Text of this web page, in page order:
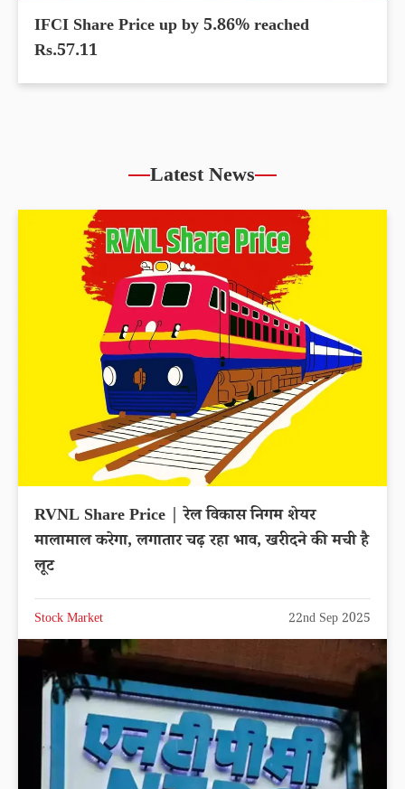
IFCI Share Price up by 5.86% reached
Rs.57.11
Latest News
RVNL Share Price | रेल विकास निगम शेयर
मालामाल करेगा, लगातार चढ़ रहा भाव, खरीदने की मची है
लूट
Stock Market 22nd Sep 2025